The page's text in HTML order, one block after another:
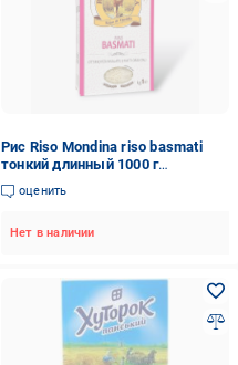
Рис Riso Mondina riso basmati
тонкий длинный 1000 г
(2088778283)
оценить
Нет в наличии